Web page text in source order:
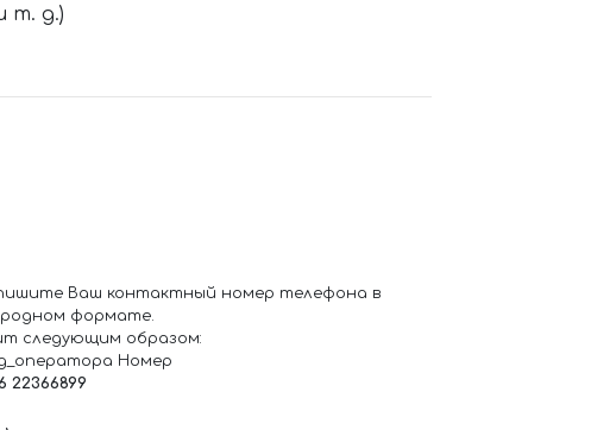
т. д.)
Ваш контактный номер телефона в
формате.
следующим образом:
Номер
22366899